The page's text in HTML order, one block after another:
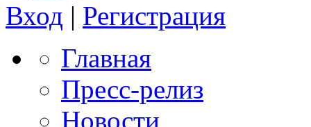
Вход | Регистрация
Главная
Пресс-релиз
Новости